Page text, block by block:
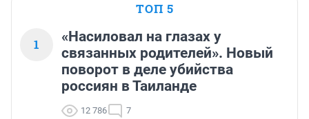
ТОП 5
1
«Насиловал на глазах у
связанных родителей». Новый
поворот в деле убийства
россиян в Таиланде
12 786 7